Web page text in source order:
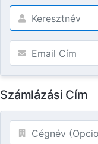
Számlázási Cím